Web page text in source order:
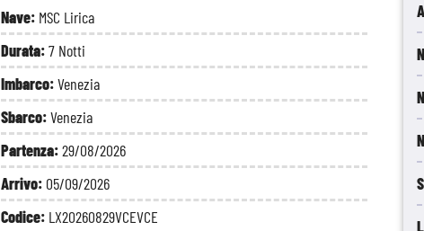
Nave: MSC Lirica
Durata:7 Notti
Imbarco:Venezia
Sbarco:Venezia
Partenza:29/08/2026
Arrivo: 05/09/2026
Codice: LX20260829VCEVCE